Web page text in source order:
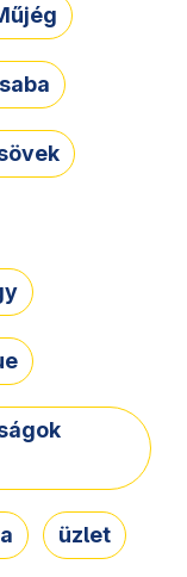
üzlet